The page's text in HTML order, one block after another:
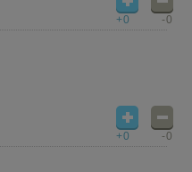
+0 -0
+0 -0